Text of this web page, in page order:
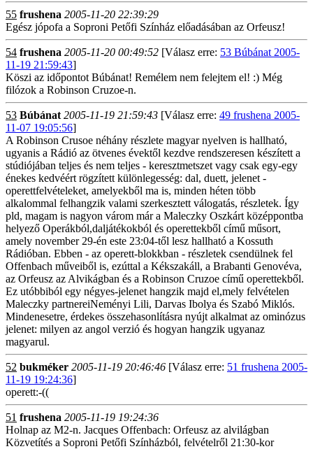
55 frushena 2005-11-20 22:39:29
Egész jópofa a Soproni Petőfi Színház előadásában az Orfeusz!
54 frushena 2005-11-20 00:49:52 [Válasz erre: 53 Búbánat 2005-
11-19 21:59:43]
Köszi az időpontot Búbánat! Remélem nem felejtem el! :) Még
filózok a Robinson Cruzoe-n.
53 Búbánat 2005-11-19 21:59:43 [Válasz erre: 49 frushena 2005-
11-07 19:05:56]
A Robinson Crusoe néhány részlete magyar nyelven is hallható,
ugyanis a Rádió az ötvenes évektől kezdve rendszeresen készített a
stúdiójában teljes és nem teljes - keresztmetszet vagy csak egy-egy
énekes kedvéért rögzített különlegesség: dal, duett, jelenet -
operettfelvételeket, amelyekből ma is, minden héten több
alkalommal felhangzik valami szerkesztett válogatás, részletek. Így
pld, magam is nagyon várom már a Maleczky Oszkárt középpontba
helyező Operákból,daljátékokból és operettekből című műsort,
amely november 29-én este 23:04-től lesz hallható a Kossuth
Rádióban. Ebben - az operett-blokkban - részletek csendülnek fel
Offenbach műveiből is, ezúttal a Kékszakáll, a Brabanti Genovéva,
az Orfeusz az Alvikágban és a Robinson Cruzoe című operettekből.
Ez utóbbiból egy négyes-jelenet hangzik majd el,mely felvételen
Maleczky partnereiNeményi Lili, Darvas Ibolya és Szabó Miklós.
Mindenesetre, érdekes összehasonlításra nyújt alkalmat az ominózus
jelenet: milyen az angol verzió és hogyan hangzik ugyanaz
magyarul.
52 bukméker 2005-11-19 20:46:46 [Válasz erre: 51 frushena 2005-
11-19 19:24:36]
operett:-((
51 frushena 2005-11-19 19:24:36
Holnap az M2-n. Jacques Offenbach: Orfeusz az alvilágban
Közvetítés a Soproni Petőfi Színházból, felvételről 21:30-kor